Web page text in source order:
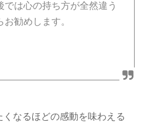
では心の持ち方が全然違う
勧めします。
なるほどの感動を味わえる